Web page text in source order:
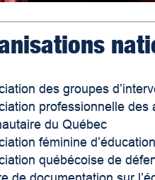
des groupes
professionnelle des
du Québec
féminine
québécoise de